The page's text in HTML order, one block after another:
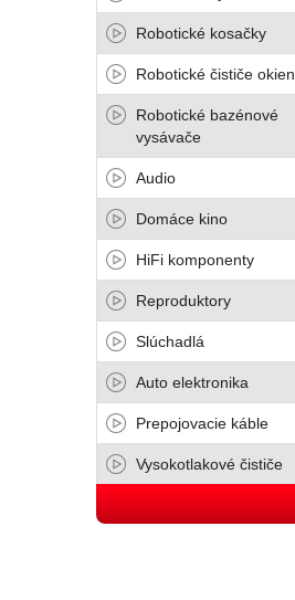
Robotické kosačky
Robotické čističe okien
Robotické bazénové
vysávače
Audio
Domáce kino
HiFi komponenty
Reproduktory
Slúchadlá
Auto elektronika
Prepojovacie káble
Vysokotlakové čističe